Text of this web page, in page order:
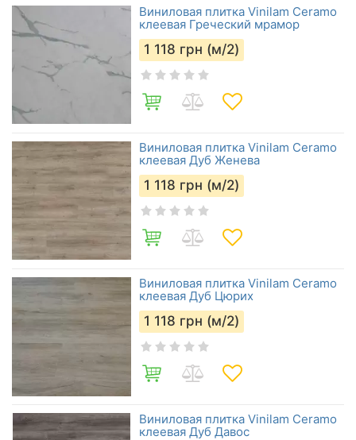
Виниловая плитка Vinilam Ceramo
клеевая Греческий мрамор
1 118 грн (м/2)
Виниловая плитка Vinilam Ceramo
клеевая Дуб Женева
1 118 грн (м/2)
Виниловая плитка Vinilam Ceramo
клеевая Дуб Цюрих
1 118 грн (м/2)
Виниловая плитка Vinilam Ceramo
клеевая Дуб Давос